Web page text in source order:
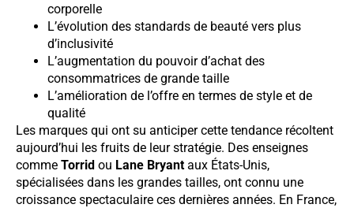
corporelle
L’évolution des standards de beauté vers plus
d’inclusivité
L’augmentation du pouvoir d’achat des
consommatrices de grande taille
L’amélioration de l’offre en termes de style et de
qualité
Les marques qui ont su anticiper cette tendance récoltent
aujourd’hui les fruits de leur stratégie. Des enseignes
comme Torrid ou Lane Bryant aux États-Unis,
spécialisées dans les grandes tailles, ont connu une
croissance spectaculaire ces dernières années. En France,